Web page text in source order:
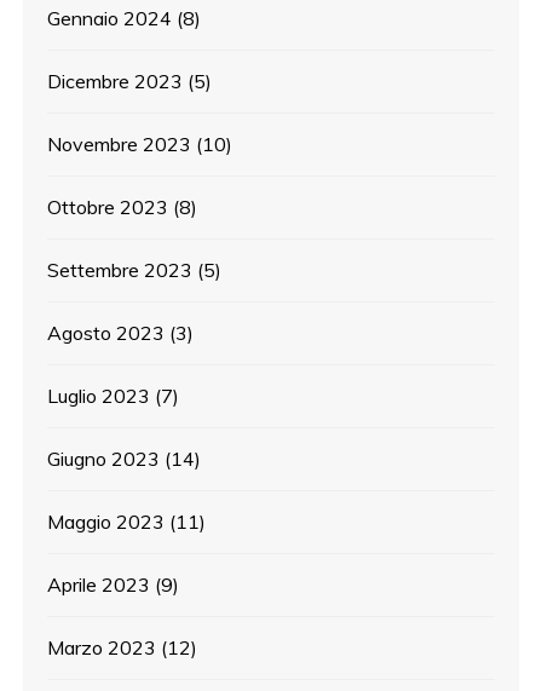
Gennaio 2024 (8)
Dicembre 2023 (5)
Novembre 2023 (10)
Ottobre 2023 (8)
Settembre 2023 (5)
Agosto 2023 (3)
Luglio 2023 (7)
Giugno 2023 (14)
Maggio 2023 (11)
Aprile 2023 (9)
Marzo 2023 (12)